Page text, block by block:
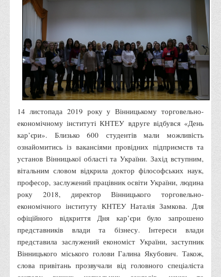
Що можна і не можна знімати, показувати під час війни
Контакти державних та громадських організацій, які
допомагають тим, хто пережили сексуальне насильство,
пов'язане з конфліктом та їх родинам у Вінницькій області
10 точних фактів про наркотики. З’ясуй правду про
наркотики. Врятуй чиєсь життя
Контакти
3D тур
Екскурсія до ВТЕІ
SEL
Smart Electronic Learning
Репозиторій
Структура
Адміністрація
Факультети
Обліково-фінансовий
Торгівлі, маркетингу та сфери обслуговування
14 листопада 2019 року у Вінницькому торговельно-
економічному інституті КНТЕУ вдруге відбувся «День
кар’єри». Близько 600 студентів мали можливість
ознайомитись із вакансіями провідних підприємств та
установ Вінницької області та України. Захід вступним,
вітальним словом відкрила доктор філософських наук,
професор, заслужений працівник освіти України, людина
року 2018, директор Вінницького торговельно-
економічного інституту КНТЕУ Наталія Замкова. Для
офіційного відкриття Дня кар’єри було запрошено
представників влади та бізнесу. Інтереси влади
представила заслужений економіст України, заступник
Вінницького міського голови Галина Якубович. Також,
слова привітань прозвучали від головного спеціаліста